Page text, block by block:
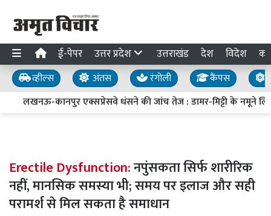
ई-पेपर उत्तर प्रदेश उत्तराखंड देश विदेश
व्हील्स अंतस रंगोली कैंपस
लखनऊ-कानपुर एक्सप्रेसवे धंसने की जांच तेज : डामर-मिट्टी के नमूने लिए,
Erectile Dysfunction:नपुंसकता सिर्फ शारीरिक
नहीं, मानसिक समस्या भी; समय पर इलाज और सही
परामर्श से मिल सकता है समाधान